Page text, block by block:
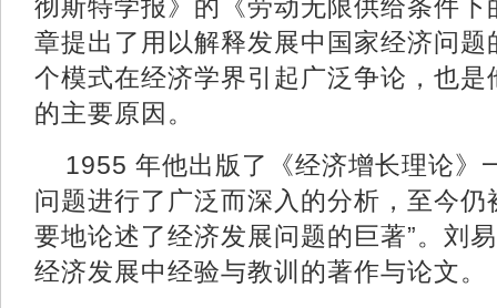
彻斯特学报》的《劳动无限供给条件
章提出了用以解释发展中国家经济问
个模式在经济学界引起广泛争论，也
的主要原因。
1955 年他出版了《经济增长理论》
问题进行了广泛而深入的分析，至今仍
要地论述了经济发展问题的巨著”。刘
经济发展中经验与教训的著作与论文。